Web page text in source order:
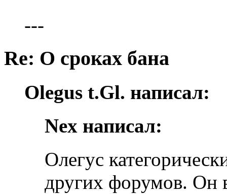
---
Re: О сроках бана
Olegus t.Gl. написал:
Nex написал:
Олегус
других форумов. Он